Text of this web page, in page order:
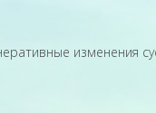
изменения